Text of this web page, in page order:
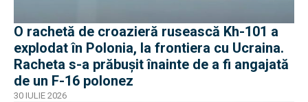
O rachetă de croazieră rusească Kh-101 a
explodat în Polonia, la frontiera cu Ucraina.
Racheta s-a prăbușit înainte de a fi angajată
de un F-16 polonez
30 IULIE 2026